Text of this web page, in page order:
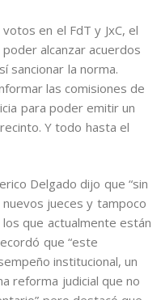
en el FdT y JxC, el
alcanzar acuerdos
sancionar la norma.
las comisiones de
para poder emitir un
Y todo hasta el
Delgado dijo que “sin
jueces y tampoco
que actualmente están
que “este
institucional, un
reforma judicial que no